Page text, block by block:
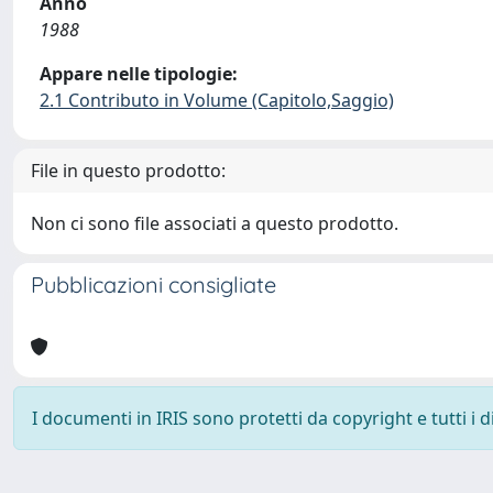
1988
Appare nelle tipologie:
2.1 Contributo in Volume (Capitolo,Saggio)
File in questo prodotto:
Non ci sono file associati a questo prodotto.
Pubblicazioni consigliate
I documenti in IRIS sono protetti da copyright e tutti i